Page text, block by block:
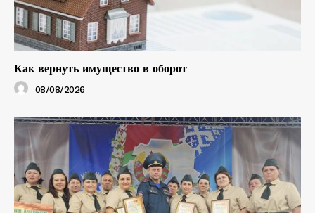
Как вернуть имущество в оборот
08/08/2026